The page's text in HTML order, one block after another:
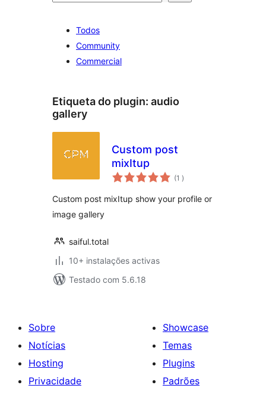
Todos
Community
Commercial
Etiqueta do plugin: audio
gallery
Custom post
mixItup
(1 classificações
)
Custom post mixItup show your profile or
image gallery
saiful.total
10+ instalações activas
Testado com 5.6.18
Sobre
Notícias
Hosting
Privacidade
Showcase
Temas
Plugins
Padrões